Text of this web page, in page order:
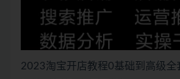
2023淘宝开店教程0基础到高级全